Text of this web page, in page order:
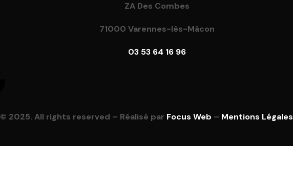
ZA Des Combes
71000 Varennes-lès-Mâcon
03 53 64 16 96
© 2025. All rights reserved – Réalisé par Focus Web – Mentions Légales